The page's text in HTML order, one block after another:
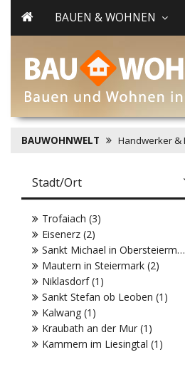
BAUEN & WOHNEN
BAUWOHNWELT Handwerker &
Stadt/Ort
Trofaiach (3)
Eisenerz (2)
Sankt Michael in Obersteiermark (2)
Mautern in Steiermark (2)
Niklasdorf (1)
Sankt Stefan ob Leoben (1)
Kalwang (1)
Kraubath an der Mur (1)
Kammern im Liesingtal (1)